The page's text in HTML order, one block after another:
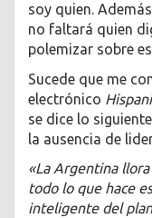
soy quien.
no faltará quien
polemizar sobre
Sucede que me
electrónico
se dice lo
la ausencia de
«La Argentina
todo lo que hace
inteligente del